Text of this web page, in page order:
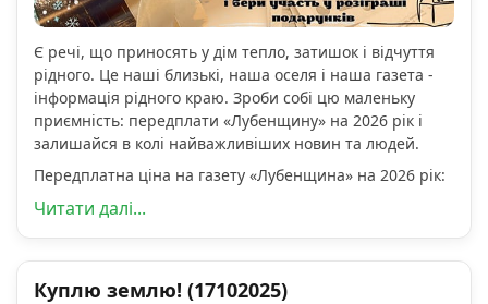
Є речі, що приносять у дім тепло, затишок і відчуття
рідного. Це наші близькі, наша оселя і наша газета -
інформація рідного краю. Зроби собі цю маленьку
приємність: передплати «Лубенщину» на 2026 рік і
залишайся в колі найважливіших новин та людей.
Передплатна ціна на газету «Лубенщина» на 2026 рік:
Читати далі...
Куплю землю! (17102025)